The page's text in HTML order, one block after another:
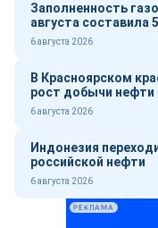
Заполненность
августа
6 августа 2026
В Красноярском
рост добычи нефти
6 августа 2026
Индонезия
российской нефти
6 августа 2026
РЕКЛАМА